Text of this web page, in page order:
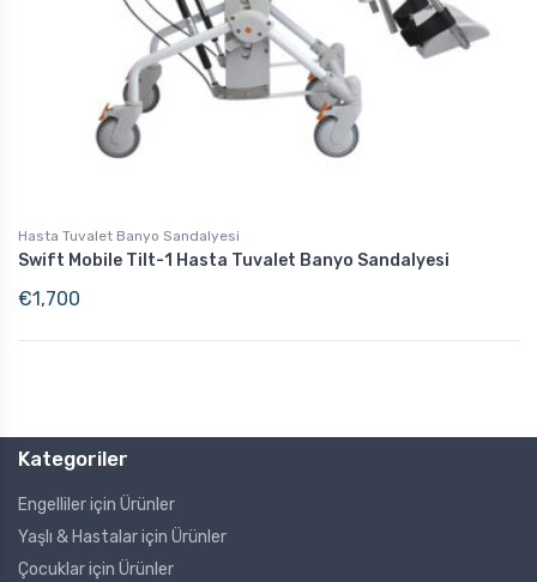
Hasta Tuvalet Banyo Sandalyesi
Swift Mobile Tilt-1 Hasta Tuvalet Banyo Sandalyesi
€1,700
Kategoriler
Engelliler için Ürünler
Yaşlı & Hastalar için Ürünler
Çocuklar için Ürünler